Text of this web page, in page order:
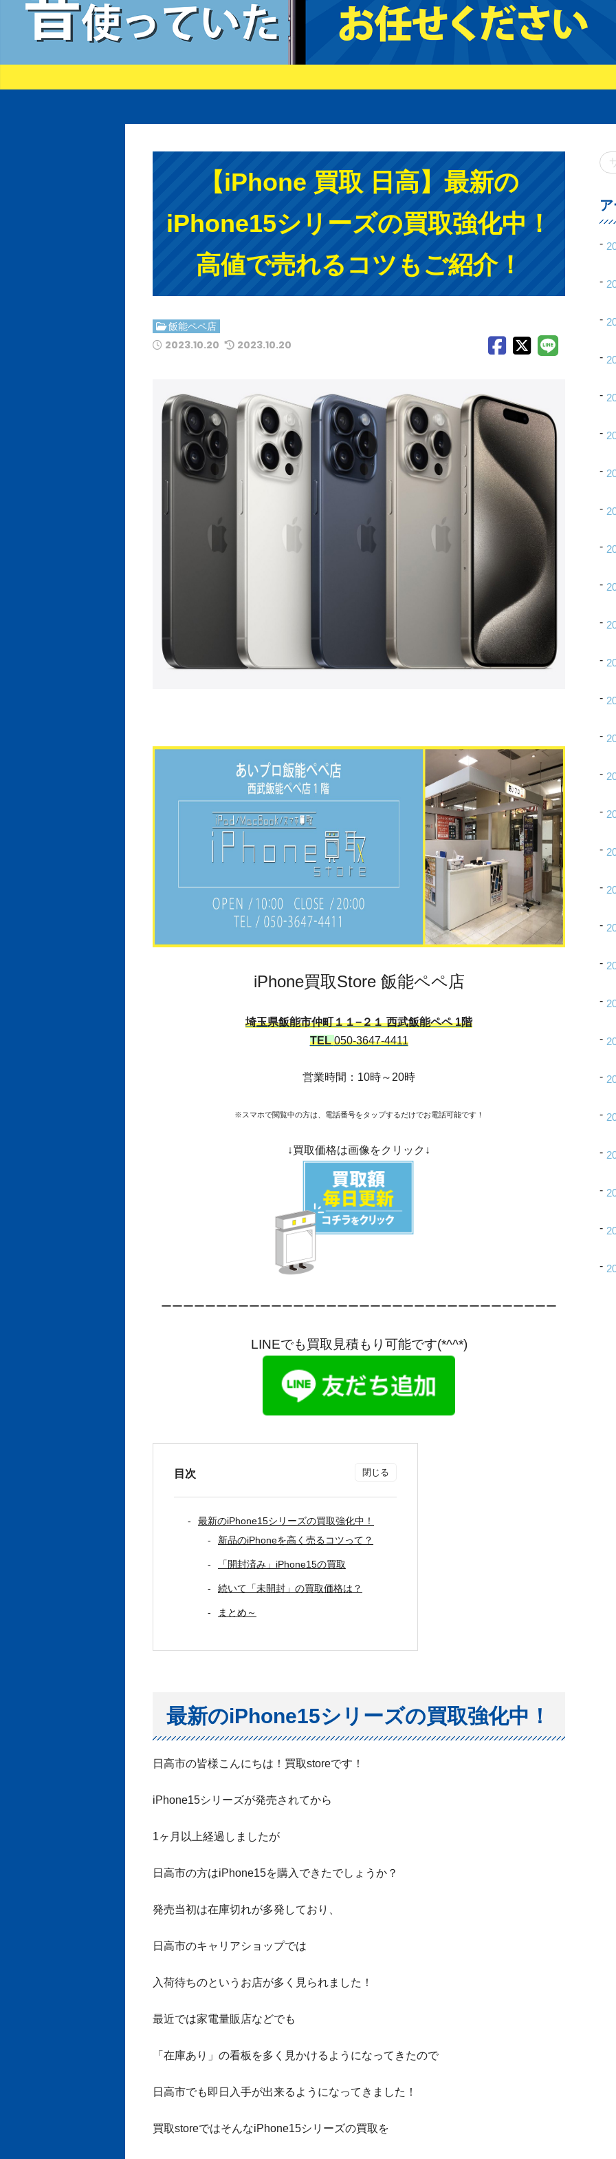
【iPhone 買取 日高】最新の
iPhone15シリーズの買取強化中！
高値で売れるコツもご紹介！
飯能ペペ店
2023.10.20 2023.10.20
iPhone買取Store 飯能ペペ店
埼玉県飯能市仲町１１−２１ 西武飯能ペペ 1階
TEL050-3647-4411
営業時間：10時～20時
※スマホで閲覧中の方は、電話番号をタップするだけでお電話可能です！
↓買取価格は画像をクリック↓
ーーーーーーーーーーーーーーーーーーーーーーーーーーーーーーーーーーーー
LINEでも買取見積もり可能です(*^^*)
目次
最新のiPhone15シリーズの買取強化中！
新品のiPhoneを高く売るコツって？
「開封済み」iPhone15の買取
続いて「未開封」の買取価格は？
まとめ～
最新のiPhone15シリーズの買取強化中！
日高市の皆様こんにちは！買取storeです！
iPhone15シリーズが発売されてから
1ヶ月以上経過しましたが
日高市の方はiPhone15を購入できたでしょうか？
発売当初は在庫切れが多発しており、
日高市のキャリアショップでは
入荷待ちのというお店が多く見られました！
最近では家電量販店などでも
「在庫あり」の看板を多く見かけるようになってきたので
日高市でも即日入手が出来るようになってきました！
買取storeではそんなiPhone15シリーズの買取を